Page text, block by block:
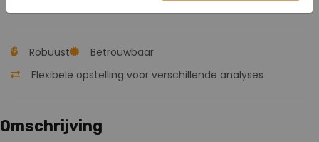
Robuust
Betrouwbaar
Flexibele opstelling voor verschillende analyses
Omschrijving